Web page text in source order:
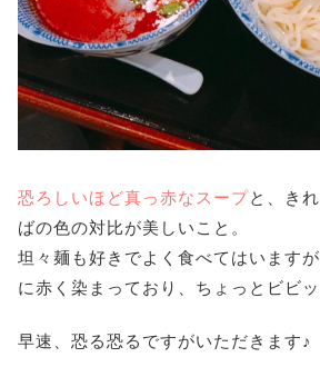
恐ろしいほど真っ赤なスープと、き
ばの色の対比が美しいこと。
坦々麺も好きでよく食べてはいます
に赤く染まっており、ちょっとビビッ
早速、恐る恐るですがいただきます♪